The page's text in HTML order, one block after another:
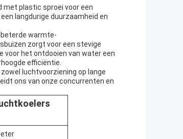
met plastic sproei voor een
langdurige duurzaamheid en
warmte-
zorgt voor een stevige
voor het ontdooien van water een
efficiëntie.
luchtvoorziening op lange
ons van onze concurrenten en